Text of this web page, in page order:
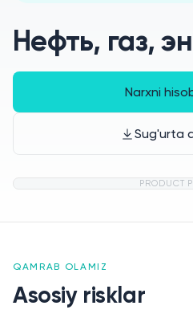
Нефть, газ,
Narxni
Sug'urta
PRODUCT
QAMRAB OLAMIZ
Asosiy risklar